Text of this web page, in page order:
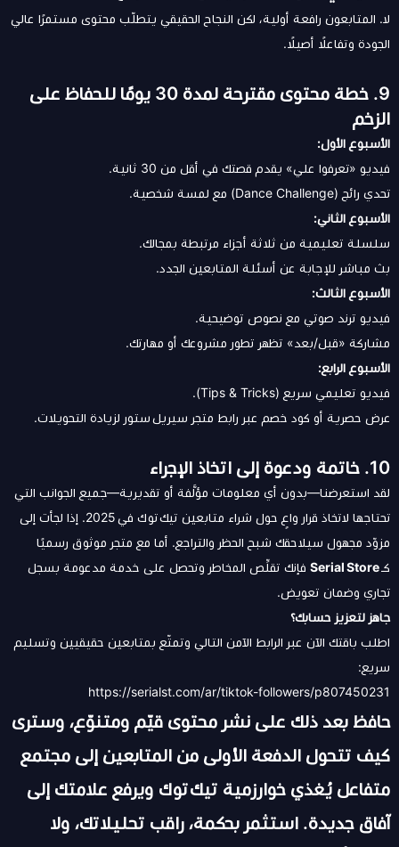
لا. المتابعون رافعة أولية، لكن النجاح الحقيقي يتطلّب محتوى مستمرًا عالي
الجودة وتفاعلًا أصيلًا.
9. خطة محتوى مقترحة لمدة 30 يومًا للحفاظ على
الزخم
الأسبوع الأول:
فيديو «تعرفوا علي» يقدم قصتك في أقل من 30 ثانية.
تحدي رائج (Dance Challenge) مع لمسة شخصية.
الأسبوع الثاني:
سلسلة تعليمية من ثلاثة أجزاء مرتبطة بمجالك.
بث مباشر للإجابة عن أسئلة المتابعين الجدد.
الأسبوع الثالث:
فيديو ترند صوتي مع نصوص توضيحية.
مشاركة «قبل/بعد» تظهر تطور مشروعك أو مهارتك.
الأسبوع الرابع:
فيديو تعليمي سريع (Tips & Tricks).
عرض حصرية أو كود خصم عبر رابط متجر سيريل ستور لزيادة التحويلات.
10. خاتمة ودعوة إلى اتخاذ الإجراء
لقد استعرضنا—بدون أي معلومات مؤلَّفة أو تقديرية—جميع الجوانب التي
تحتاجها لاتخاذ قرار واعٍ حول شراء متابعين تيك توك في 2025. إذا لجأت إلى
مزوّد مجهول سيلاحقك شبح الحظر والتراجع. أما مع متجر موثوق رسميًا
كـ Serial Store فإنك تقلِّص المخاطر وتحصل على خدمة مدعومة بسجل
تجاري وضمان تعويض.
جاهز لتعزيز حسابك؟
اطلب باقتك الآن عبر الرابط الآمن التالي وتمتّع بمتابعين حقيقيين وتسليم
سريع:
https://serialst.com/ar/tiktok-followers/p807450231
حافظ بعد ذلك على نشر محتوى قيّم ومتنوّع، وسترى
كيف تتحول الدفعة الأولى من المتابعين إلى مجتمع
متفاعل يُغذي خوارزمية تيك توك ويرفع علامتك إلى
آفاق جديدة. استثمر بحكمة، راقب تحليلاتك، ولا